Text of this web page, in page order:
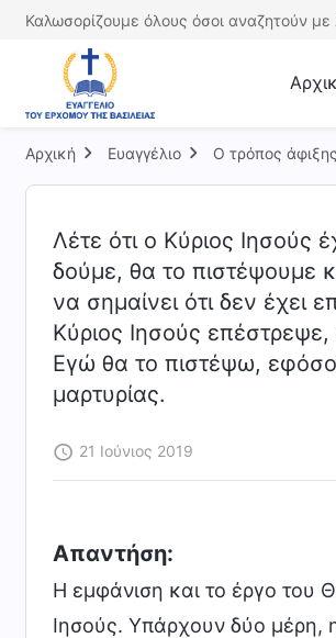
Καλωσορίζουμε όλους όσοι αναζητούν
Αρχική Ευαγγέλιο Ο τρόπος
Λέτε ότι ο Κύριος Ιησούς
δούμε, θα το πιστέψουμε
να σημαίνει ότι δεν έχει
Κύριος Ιησούς επέστρεψε,
Εγώ θα το πιστέψω,
μαρτυρίας.
21 Ιούνιος 2019
Απαντήση:
Η εμφάνιση και το έργο του
Ιησούς. Υπάρχουν δύο μέρη,